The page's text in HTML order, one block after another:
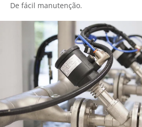
De fácil manutenção.